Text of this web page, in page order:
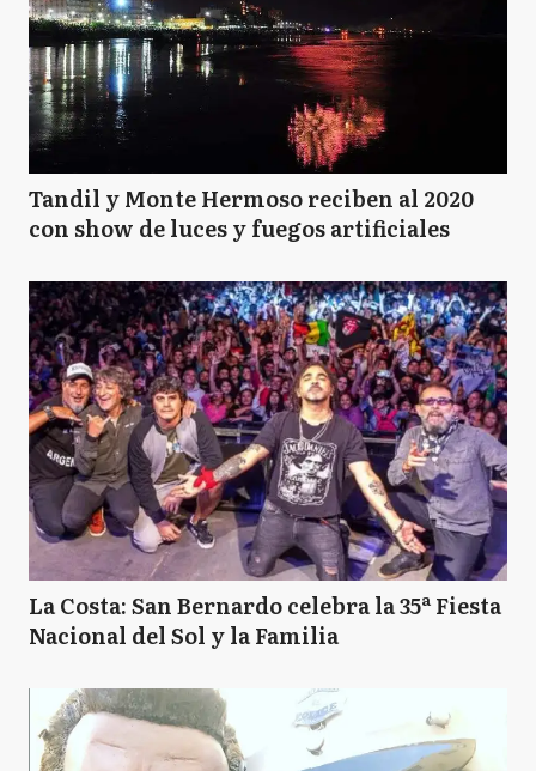
Tandil y Monte Hermoso reciben al 2020
con show de luces y fuegos artificiales
La Costa: San Bernardo celebra la 35ª Fiesta
Nacional del Sol y la Familia